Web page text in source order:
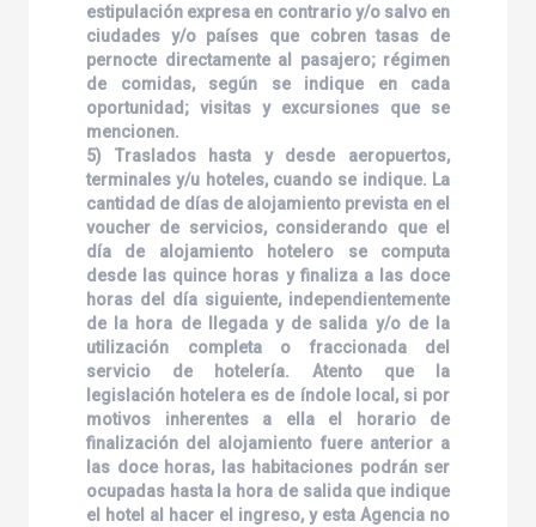
estipulación expresa en contrario y/o salvo en
ciudades y/o países que cobren tasas de
pernocte directamente al pasajero; régimen
de comidas, según se indique en cada
oportunidad; visitas y excursiones que se
mencionen.
5) Traslados hasta y desde aeropuertos,
terminales y/u hoteles, cuando se indique. La
cantidad de días de alojamiento prevista en el
voucher de servicios, considerando que el
día de alojamiento hotelero se computa
desde las quince horas y finaliza a las doce
horas del día siguiente, independientemente
de la hora de llegada y de salida y/o de la
utilización completa o fraccionada del
servicio de hotelería. Atento que la
legislación hotelera es de índole local, si por
motivos inherentes a ella el horario de
finalización del alojamiento fuere anterior a
las doce horas, las habitaciones podrán ser
ocupadas hasta la hora de salida que indique
el hotel al hacer el ingreso, y esta Agencia no